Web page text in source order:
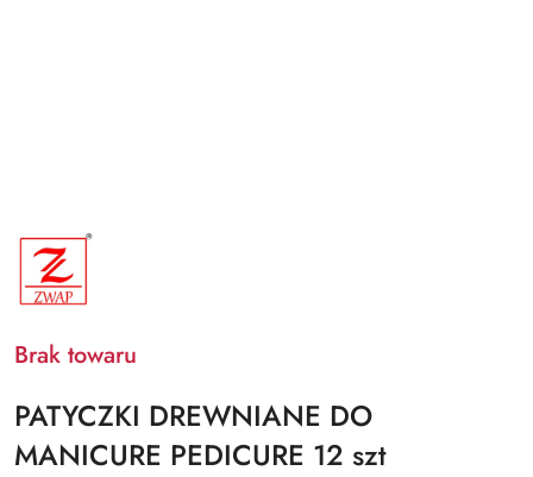
NAZWA
PRODUCENTA:
ZWAP
Brak towaru
PATYCZKI DREWNIANE DO
MANICURE PEDICURE 12 szt